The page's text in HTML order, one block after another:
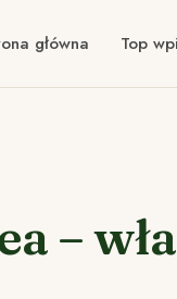
główna Top
–